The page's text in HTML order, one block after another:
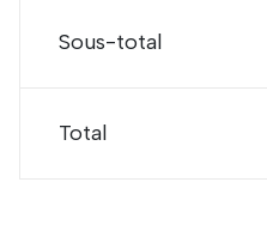
Sous-total
Total